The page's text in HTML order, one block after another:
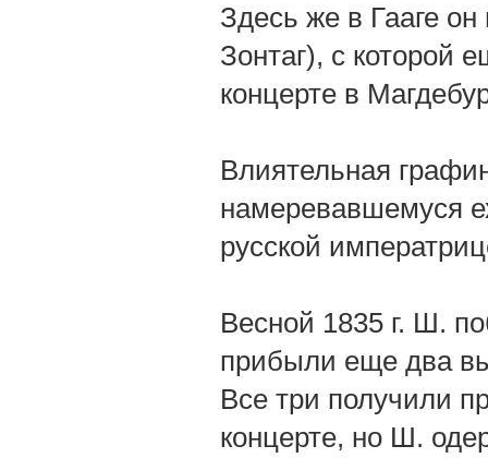
Здесь же в Гааге
Зонтаг), с которой
концерте в
Влиятельная
намеревавшемуся
русской
Весной 1835 г. Ш.
прибыли еще два
Все три получили
концерте, но Ш.